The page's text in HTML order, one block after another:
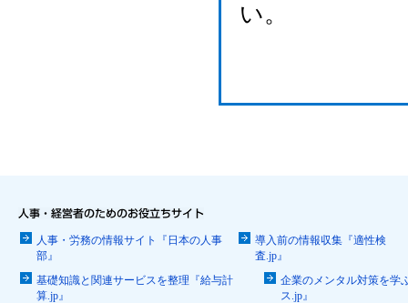
い。
人事・労務の情報サイト『日本の人事
部』
導入前の情報収集『適性検
査.jp』
基礎知識と関連サービスを整理『給与計
算.jp』
企業のメンタル対策を学
ス.jp』